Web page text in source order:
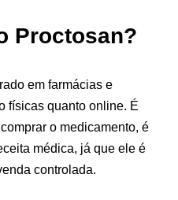
Proctosan?
em farmácias e
físicas quanto online. É
o medicamento, é
médica, já que ele é
controlada.